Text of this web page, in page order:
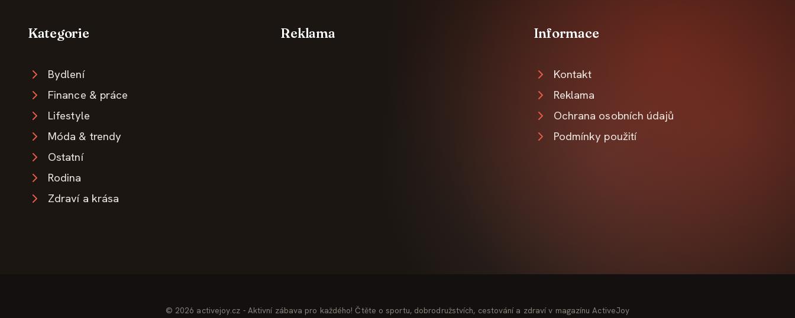
Kategorie
Bydlení
Finance & práce
Lifestyle
Móda & trendy
Ostatní
Rodina
Zdraví a krása
Reklama Informace
Kontakt
Reklama
Ochrana osobních údajů
Podmínky použití
© 2026 activejoy.cz - Aktivní zábava pro každého! Čtěte o sportu, dobrodružstvích, cestování a zdraví v magazínu ActiveJoy